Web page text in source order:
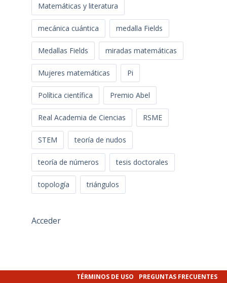
Matemáticas y literatura
mecánica cuántica medalla Fields
Medallas Fields miradas matemáticas
Mujeres matemáticas Pi
Política científica Premio Abel
Real Academia de Ciencias RSME
STEM teoría de nudos
teoría de números tesis doctorales
topología triángulos
Acceder
TÉRMINOS DE USO PREGUNTAS FRECUENTES